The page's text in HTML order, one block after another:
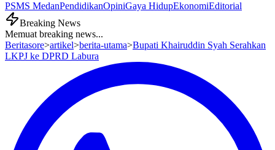
PSMS MedanPendidikanOpiniGaya HidupEkonomiEditorial
Breaking News
Memuat breaking news...
Beritasore>artikel>berita-utama>Bupati Khairuddin Syah Serahkan
LKPJ ke DPRD Labura